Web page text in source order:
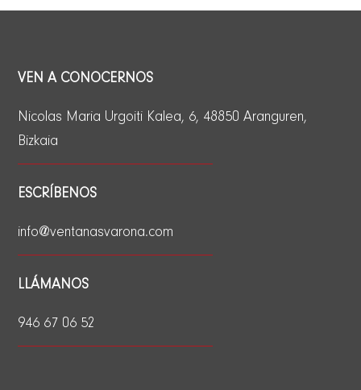
VEN A CONOCERNOS
Nicolas Maria Urgoiti Kalea, 6, 48850 Aranguren,
Bizkaia
ESCRÍBENOS
info@ventanasvarona.com
LLÁMANOS
946 67 06 52